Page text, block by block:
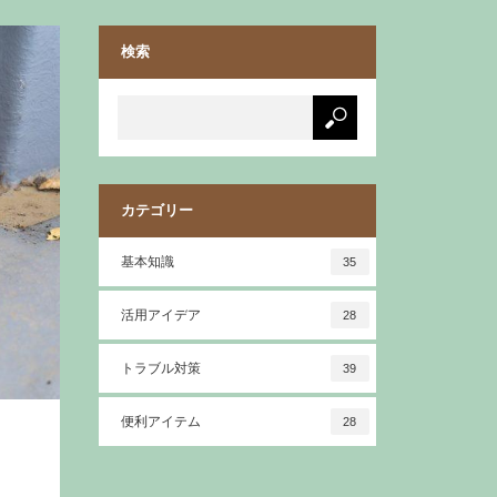
検索
カテゴリー
基本知識 35
活用アイデア 28
トラブル対策 39
便利アイテム 28